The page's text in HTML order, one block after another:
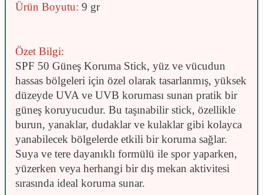
Ürün Boyutu: 9 gr
Özet Bilgi:
SPF 50 Güneş Koruma Stick, yüz ve vücudun
hassas bölgeleri için özel olarak tasarlanmış, yüksek
düzeyde UVA ve UVB koruması sunan pratik bir
güneş koruyucudur. Bu taşınabilir stick, özellikle
burun, yanaklar, dudaklar ve kulaklar gibi kolayca
yanabilecek bölgelerde etkili bir koruma sağlar.
Suya ve tere dayanıklı formülü ile spor yaparken,
yüzerken veya herhangi bir dış mekan aktivitesi
sırasında ideal koruma sunar.